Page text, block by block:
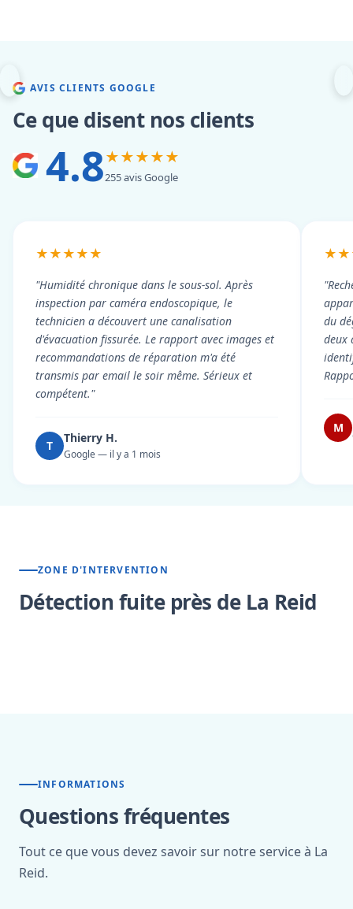
AVIS CLIENTS GOOGLE
Ce que disent nos clients
4.8★★★★★
255 avis Google
★★★★★
"Humidité chronique dans le sous-sol. Après
inspection par caméra endoscopique, le
technicien a découvert une canalisation
d'évacuation fissurée. Le rapport avec images et
recommandations de réparation m'a été
transmis par email le soir même. Sérieux et
compétent."
T
Thierry H.
Google — il y a 1 mois
du
deux
M
ZONE D'INTERVENTION
Détection fuite près de La Reid
INFORMATIONS
Questions fréquentes
Tout ce que vous devez savoir sur notre service à La
Reid.